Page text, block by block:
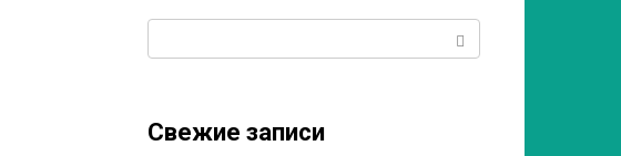
Свежие записи